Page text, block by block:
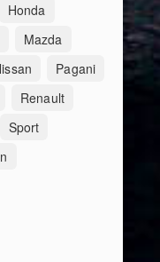
Honda
Mazda
Pagani
Renault
Sport